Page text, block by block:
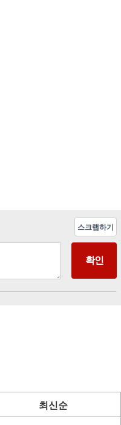
스크랩하기
최신순